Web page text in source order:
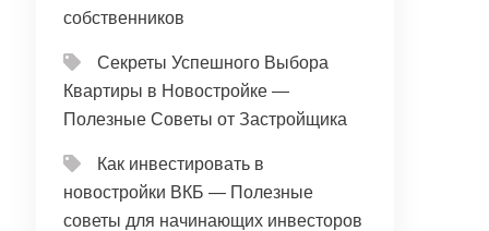
собственников
Секреты Успешного Выбора
Квартиры в Новостройке —
Полезные Советы от Застройщика
Как инвестировать в
новостройки ВКБ — Полезные
советы для начинающих инвесторов